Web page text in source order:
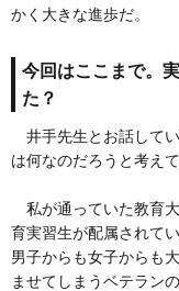
かく大きな進歩だ。
今回はここまで。
た？
井手先生とお話して
は何なのだろうと考え
私が通っていた教育
育実習生が配属されて
男子からも女子からも
ませてしまうベテラン